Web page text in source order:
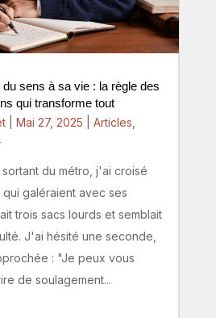
sens à sa vie : la règle des
qui transforme tout
| Mai 27, 2025 Articles
du métro, j'ai croisé
galéraient avec ses
trois sacs lourds et semblait
J'ai hésité une seconde,
: "Je peux vous
de soulagement...